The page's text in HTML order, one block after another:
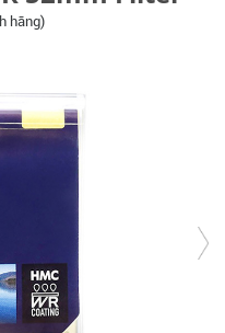
hãng)